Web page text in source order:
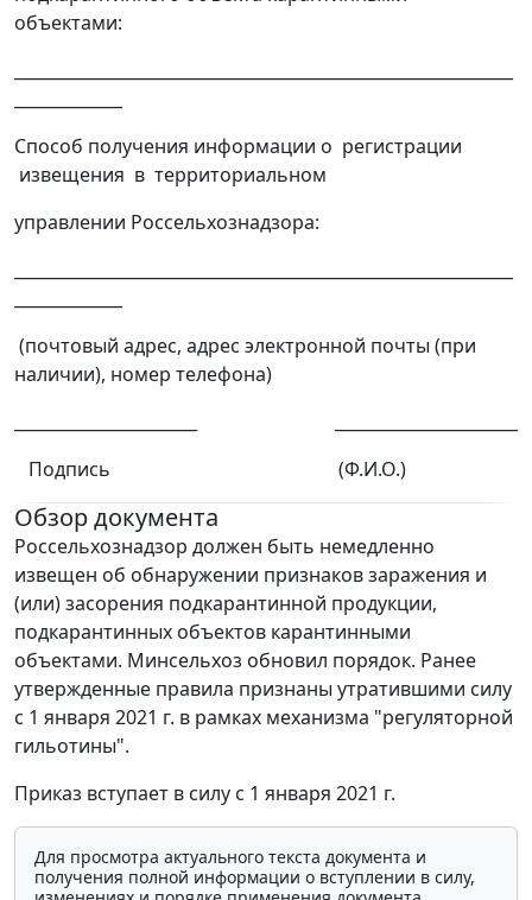
объектами:
Способ получения информации о регистрации
извещения в территориальном
управлении Россельхознадзора:
(почтовый адрес, адрес электронной почты (при
наличии), номер телефона)
Подпись (Ф.И.О.)
Обзор документа
Россельхознадзор должен быть немедленно
извещен об обнаружении признаков заражения и
(или) засорения подкарантинной продукции,
подкарантинных объектов карантинными
объектами. Минсельхоз обновил порядок. Ранее
утвержденные правила признаны утратившими силу
с 1 января 2021 г. в рамках механизма "регуляторной
гильотины".
Приказ вступает в силу с 1 января 2021 г.
Для просмотра актуального текста документа и
получения полной информации о вступлении в силу,